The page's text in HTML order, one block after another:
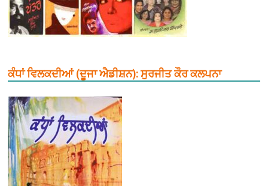
ਕੰਧਾਂ ਵਿਲਕਦੀਆਂ (ਦੂਜਾ ਐਡੀਸ਼ਨ): ਸੁਰਜੀਤ ਕੌਰ ਕਲਪਨਾ